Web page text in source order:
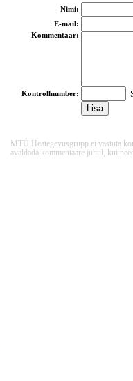
Nimi:
E-mail:
Kommentaar:
Kontrollnumber:
MTÜ Heategevusgrupp ei vastuta
avaldada kommentaare juhul, kui